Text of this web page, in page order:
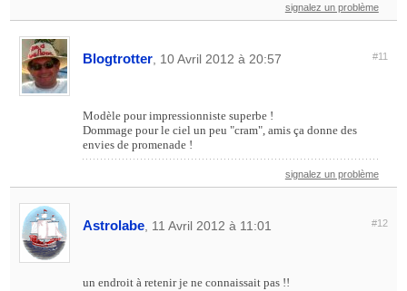
signalez un problème
Blogtrotter , 10 Avril 2012 à 20:57 #11
Modèle pour impressionniste superbe !
Dommage pour le ciel un peu "cram", amis ça donne des
envies de promenade !
signalez un problème
Astrolabe , 11 Avril 2012 à 11:01 #12
un endroit à retenir je ne connaissait pas !!